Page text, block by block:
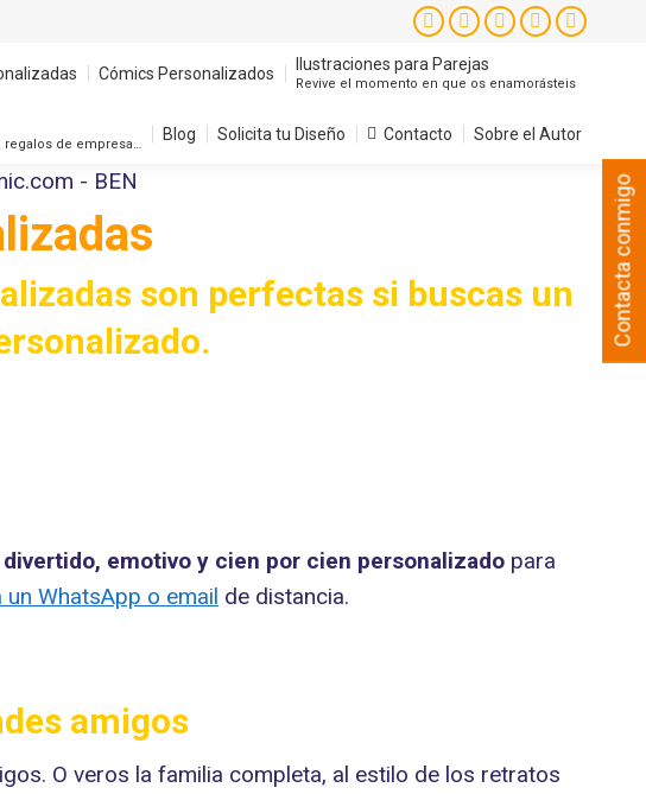
Instagram
page
opens
in
Facebook
page
opens
in
X
opens
in
YouTube
opens
in
opens
in
new
window
Cómics Personalizados Ilustraciones para Parejas
Revive el momento en que os enamorásteis
regalos de empresa…
Blog Solicita tu Diseño Contacto Sobre el Autor
son perfectas si buscas un
emotivo y cien por cien personalizado para
un WhatsApp o email de distancia.
amigos
O veros la familia completa, al estilo de los retratos
Contacta conmigo